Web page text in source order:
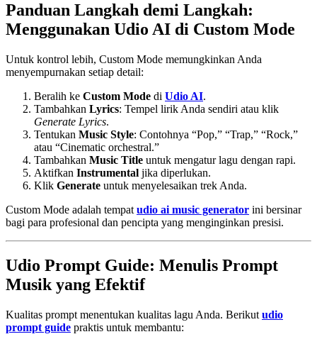
Panduan Langkah demi Langkah:
Menggunakan Udio AI di Custom Mode
Untuk kontrol lebih, Custom Mode memungkinkan Anda
menyempurnakan setiap detail:
Beralih ke Custom Mode di Udio AI.
Tambahkan Lyrics: Tempel lirik Anda sendiri atau klik
Generate Lyrics.
Tentukan Music Style: Contohnya “Pop,” “Trap,” “Rock,”
atau “Cinematic orchestral.”
Tambahkan Music Title untuk mengatur lagu dengan rapi.
Aktifkan Instrumental jika diperlukan.
Klik Generate untuk menyelesaikan trek Anda.
Custom Mode adalah tempat udio ai music generator ini bersinar
bagi para profesional dan pencipta yang menginginkan presisi.
Udio Prompt Guide: Menulis Prompt
Musik yang Efektif
Kualitas prompt menentukan kualitas lagu Anda. Berikut udio
prompt guide praktis untuk membantu: